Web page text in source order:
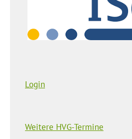
Login
Weitere HVG-Termine